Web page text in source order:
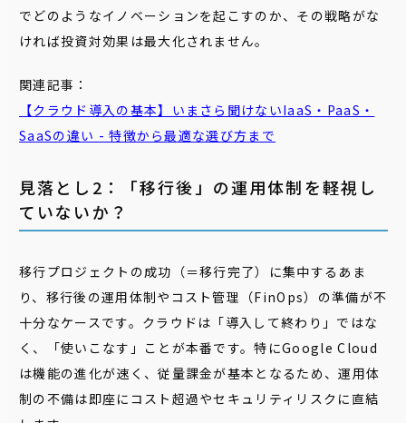
でどのようなイノベーションを起こすのか、その戦略がな
ければ投資対効果は最大化されません。
関連記事：
【クラウド導入の基本】いまさら聞けないIaaS ・PaaS・
SaaSの違い - 特徴から最適な選び方まで
見落とし2：「移行後」の運用体制を軽視し
ていないか？
移行プロジェクトの成功（＝移行完了）に集中するあま
り、移行後の運用体制やコスト管理（FinOps）の準備が不
十分なケースです。クラウドは「導入して終わり」ではな
く、「使いこなす」ことが本番です。特にGoogle Cloud
は機能の進化が速く、従量課金が基本となるため、運用体
制の不備は即座にコスト超過やセキュリティリスクに直結